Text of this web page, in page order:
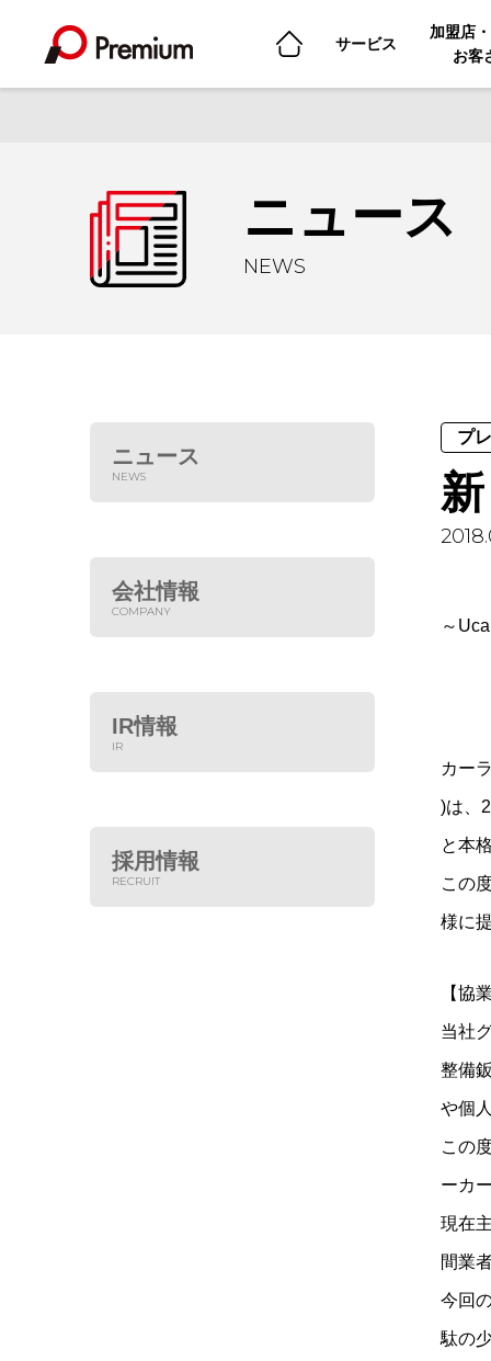
サービス
加盟店
お客
ニュース
NEWS
ニュース
NEWS
会社情報
COMPANY
IR情報
IR
採用情報
RECRUIT
プ
～
カー
)は、
と本
この
様に
【協
当社
整備
や個
この
ーカ
現在
間業
今回
駄の